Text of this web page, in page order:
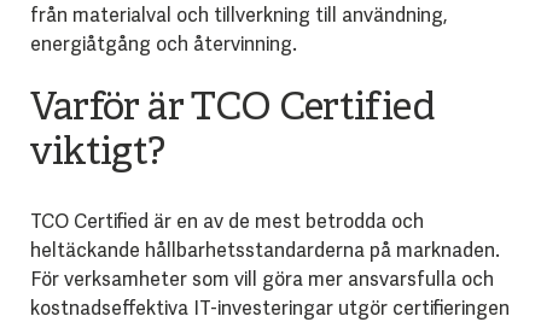
från materialval och tillverkning till användning,
energiåtgång och återvinning.
Varför är TCO Certified
viktigt?
TCO Certified är en av de mest betrodda och
heltäckande hållbarhetsstandarderna på marknaden.
För verksamheter som vill göra mer ansvarsfulla och
kostnadseffektiva IT-investeringar utgör certifieringen